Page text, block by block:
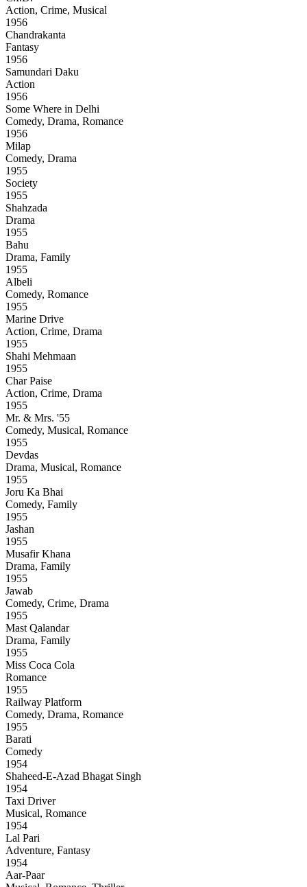
Action, Crime, Musical
1956
Chandrakanta
Fantasy
1956
Samundari Daku
Action
1956
Some Where in Delhi
Comedy, Drama, Romance
1956
Milap
Comedy, Drama
1955
Society
1955
Shahzada
Drama
1955
Bahu
Drama, Family
1955
Albeli
Comedy, Romance
1955
Marine Drive
Action, Crime, Drama
1955
Shahi Mehmaan
1955
Char Paise
Action, Crime, Drama
1955
Mr. & Mrs. '55
Comedy, Musical, Romance
1955
Devdas
Drama, Musical, Romance
1955
Joru Ka Bhai
Comedy, Family
1955
Jashan
1955
Musafir Khana
Drama, Family
1955
Jawab
Comedy, Crime, Drama
1955
Mast Qalandar
Drama, Family
1955
Miss Coca Cola
Romance
1955
Railway Platform
Comedy, Drama, Romance
1955
Barati
Comedy
1954
Shaheed-E-Azad Bhagat Singh
1954
Taxi Driver
Musical, Romance
1954
Lal Pari
Adventure, Fantasy
1954
Aar-Paar